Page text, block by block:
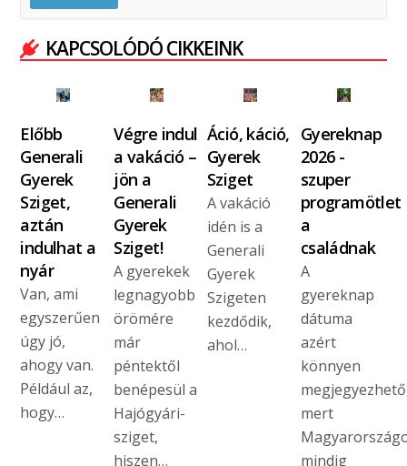
KAPCSOLÓDÓ CIKKEINK
Előbb
Generali
Gyerek
Sziget,
aztán
indulhat a
nyár
Van, ami
egyszerűen
úgy jó,
ahogy van.
Például az,
hogy…
Végre indul
a vakáció –
jön a
Generali
Gyerek
Sziget!
A gyerekek
legnagyobb
örömére
már
péntektől
benépesül a
Hajógyári-
sziget,
hiszen…
Áció, káció,
Gyerek
Sziget
A vakáció
idén is a
Generali
Gyerek
Szigeten
kezdődik,
ahol…
Gyereknap
2026 -
szuper
programötlet
a
családnak
A
gyereknap
dátuma
azért
könnyen
mert
mindig